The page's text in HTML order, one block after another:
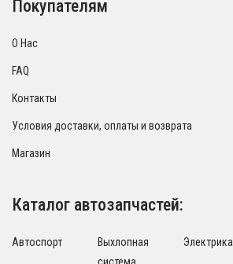
Покупателям
О Нас
FAQ
Контакты
Условия доставки, оплаты и возврата
Магазин
Каталог автозапчастей:
Автоспорт
Выхлопная
Электрика